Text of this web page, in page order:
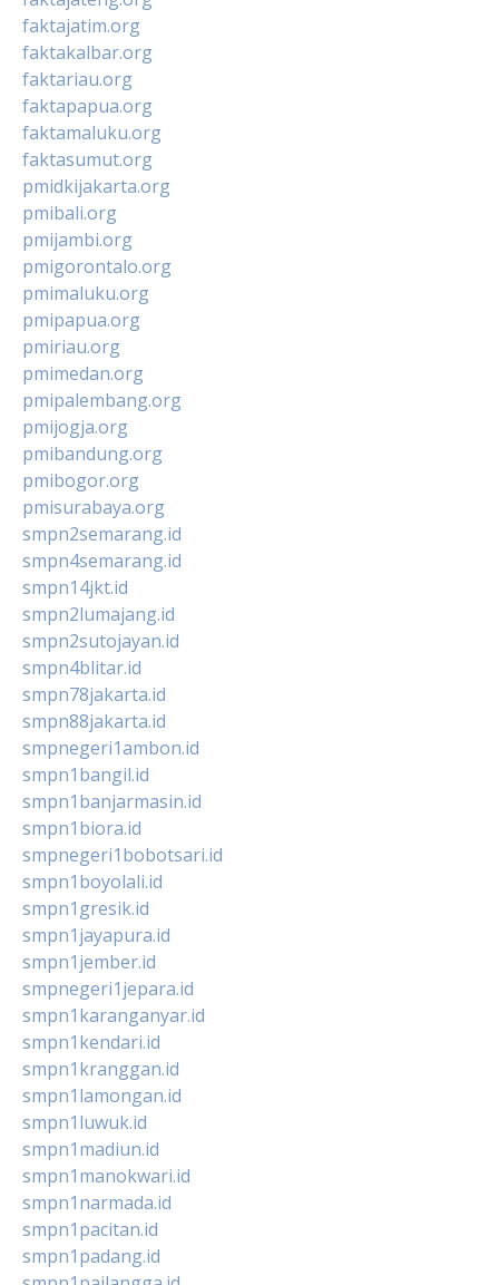
faktajatim.org
faktakalbar.org
faktariau.org
faktapapua.org
faktamaluku.org
faktasumut.org
pmidkijakarta.org
pmibali.org
pmijambi.org
pmigorontalo.org
pmimaluku.org
pmipapua.org
pmiriau.org
pmimedan.org
pmipalembang.org
pmijogja.org
pmibandung.org
pmibogor.org
pmisurabaya.org
smpn2semarang.id
smpn4semarang.id
smpn14jkt.id
smpn2lumajang.id
smpn2sutojayan.id
smpn4blitar.id
smpn78jakarta.id
smpn88jakarta.id
smpnegeri1ambon.id
smpn1bangil.id
smpn1banjarmasin.id
smpn1biora.id
smpnegeri1bobotsari.id
smpn1boyolali.id
smpn1gresik.id
smpn1jayapura.id
smpn1jember.id
smpnegeri1jepara.id
smpn1karanganyar.id
smpn1kendari.id
smpn1kranggan.id
smpn1lamongan.id
smpn1luwuk.id
smpn1madiun.id
smpn1manokwari.id
smpn1narmada.id
smpn1pacitan.id
smpn1padang.id